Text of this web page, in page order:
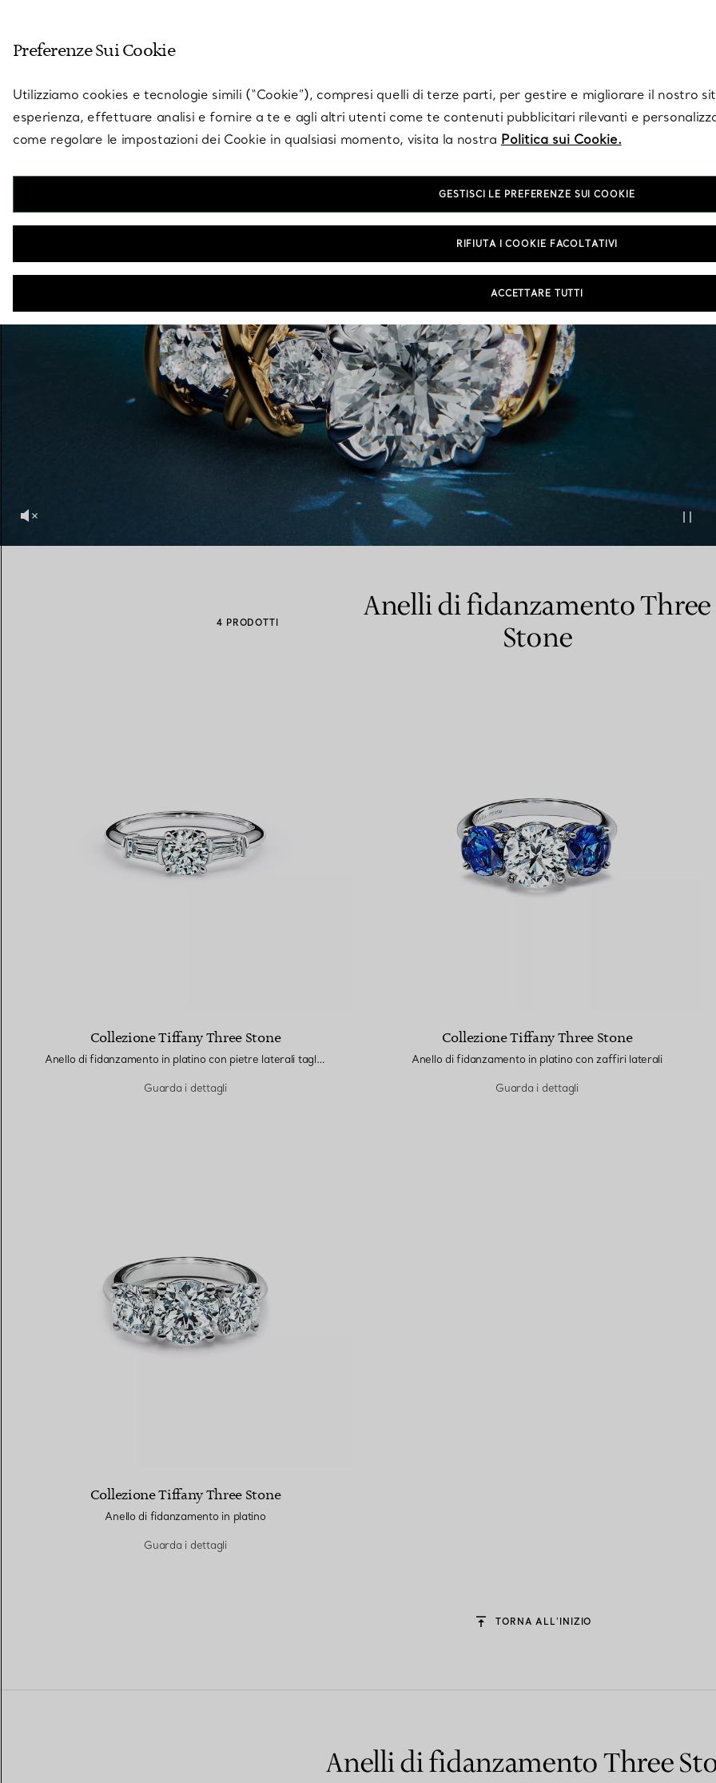
Fedi per Lei Fedi per Lui Anelli per coppie
appuntamentocon un esperto di diamanti Tiffany.
4 PRODOTTI
Anelli di fidanzamento Three
Stone
Collezione Tiffany Three Stone
Anello di fidanzamento in platino con pietre laterali taglio baguette
Guarda i dettagli
Collezione Tiffany Three Stone
Anello di fidanzamento in platino con zaffiri laterali
Guarda i dettagli
Collezione Tiffany Three Stone
Anello di fidanzamento in platino
Guarda i dettagli
TORNA ALL’INIZIO
Anelli di fidanzamento Three
Preferenze Sui Cookie
Utilizziamo cookies e tecnologie simili (“Cookie”), compresi quelli di terze parti, per gestire e migliorare il nostro
esperienza, effettuare analisi e fornire a te e agli altri utenti come te contenuti pubblicitari rilevanti e
come regolare le impostazioni dei Cookie in qualsiasi momento, visita la nostra Politica sui Cookie.
GESTISCI LE PREFERENZE SUI COOKIE
RIFIUTA I COOKIE FACOLTATIVI
ACCETTARE TUTTI